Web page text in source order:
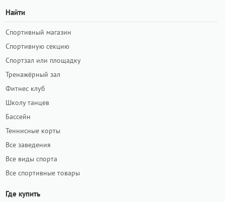
Найти
Спортивный магазин
Спортивную секцию
Спортзал или площадку
Тренажёрный зал
Фитнес клуб
Школу танцев
Бассейн
Теннисные корты
Все заведения
Все виды спорта
Все спортивные товары
Где купить